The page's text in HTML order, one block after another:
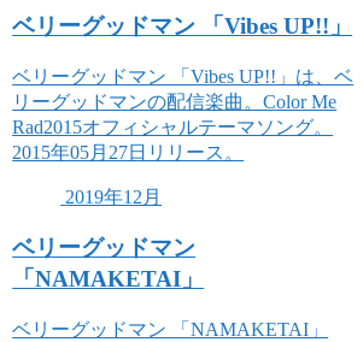
ベリーグッドマン 「Vibes UP!!」
ベリーグッドマン 「Vibes UP!!」は、ベ
リーグッドマンの配信楽曲。Color Me
Rad2015オフィシャルテーマソング。
2015年05月27日リリース。
2019年12月
ベリーグッドマン
「NAMAKETAI」
ベリーグッドマン 「NAMAKETAI」